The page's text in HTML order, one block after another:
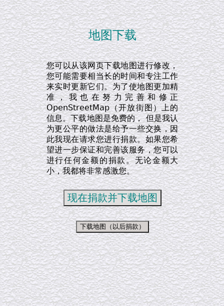
地图下载
您可以从该网页下载地图进行修改，
您可能需要相当长的时间和专注工作
来实时更新它们。为了使地图更加精
准，我也在努力完善和修正
OpenStreetMap（开放街图）上的
信息。下载地图是免费的， 但是我认
为更公平的做法是给予一些交换，因
此我现在请求您进行捐款。如果您希
望进一步保证和完善该服务，您可以
进行任何金额的捐款。无论金额大
小，我都将非常感激您。